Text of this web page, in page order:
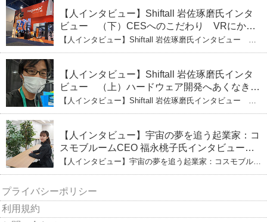
【人インタビュー】Shiftall 岩佐琢磨氏インタ
ビュー （下）CESへのこだわり VRにかけ
る未来
【人インタビュー】Shiftall 岩佐琢磨氏インタビュー
（下）CESへのこだわり VRにかける未来
【人インタビュー】Shiftall 岩佐琢磨氏インタ
ビュー （上）ハードウェア開発へあくなき挑
戦 その起業の経緯とは
【人インタビュー】Shiftall 岩佐琢磨氏インタビュー
（上）ハードウェア開発へあくなき挑戦 その起業の経緯
【人インタビュー】宇宙の夢を追う起業家：コ
スモブルームCEO 福永桃子氏インタビュー
（下）
【人インタビュー】宇宙の夢を追う起業家：コスモブルー
ムCEO 福永桃子氏インタビュー（下）
プライバシーポリシー
利用規約